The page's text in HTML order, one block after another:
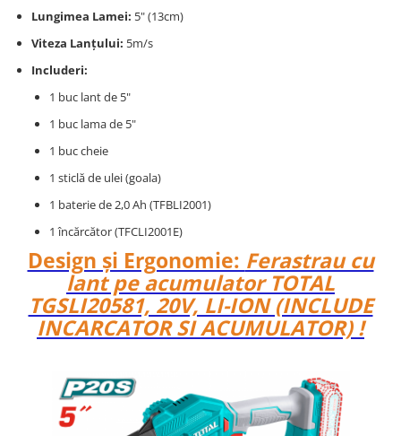
Lungimea Lamei: 5" (13cm)
Viteza Lanțului: 5m/s
Includeri:
1 buc lant de 5"
1 buc lama de 5"
1 buc cheie
1 sticlă de ulei (goala)
1 baterie de 2,0 Ah (TFBLI2001)
1 încărcător (TFCLI2001E)
Design și Ergonomie: Ferastrau cu
lant pe acumulator TOTAL
TGSLI20581, 20V, LI-ION (INCLUDE
INCARCATOR SI ACUMULATOR) !